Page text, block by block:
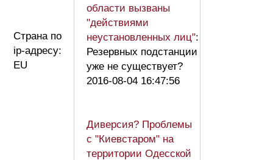
Страна по
ip-адресу:
EU
области вызваны
"действиями
неустановленных лиц":
Резервных подстанции
уже не существует?
2016-08-04 16:47:56
Диверсия? Проблемы
с "Киевстаром" на
территории Одесской